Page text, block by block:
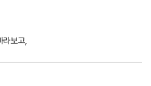
라보고,